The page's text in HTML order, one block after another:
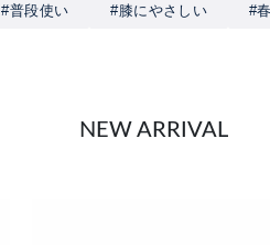
#普段使い #膝にやさしい #
NEW ARRIVAL